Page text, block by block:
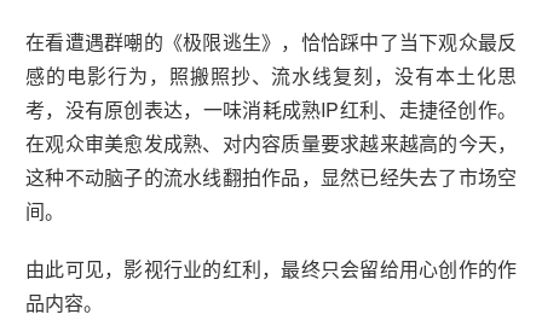
在看遭遇群嘲的《极限逃生》，恰恰踩中了当下观众最反
感的电影行为，照搬照抄、流水线复刻，没有本土化思
考，没有原创表达，一味消耗成熟IP红利、走捷径创作。
在观众审美愈发成熟、对内容质量要求越来越高的今天，
这种不动脑子的流水线翻拍作品，显然已经失去了市场空
间。
由此可见，影视行业的红利，最终只会留给用心创作的作
品内容。